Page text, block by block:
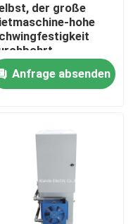
der große
hohe
Anfrage absenden